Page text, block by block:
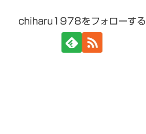
chiharu1978をフォローする